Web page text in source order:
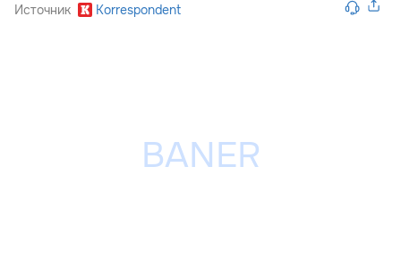
Источник Korrespondent